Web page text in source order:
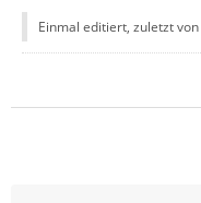
Einmal editiert, zuletzt von